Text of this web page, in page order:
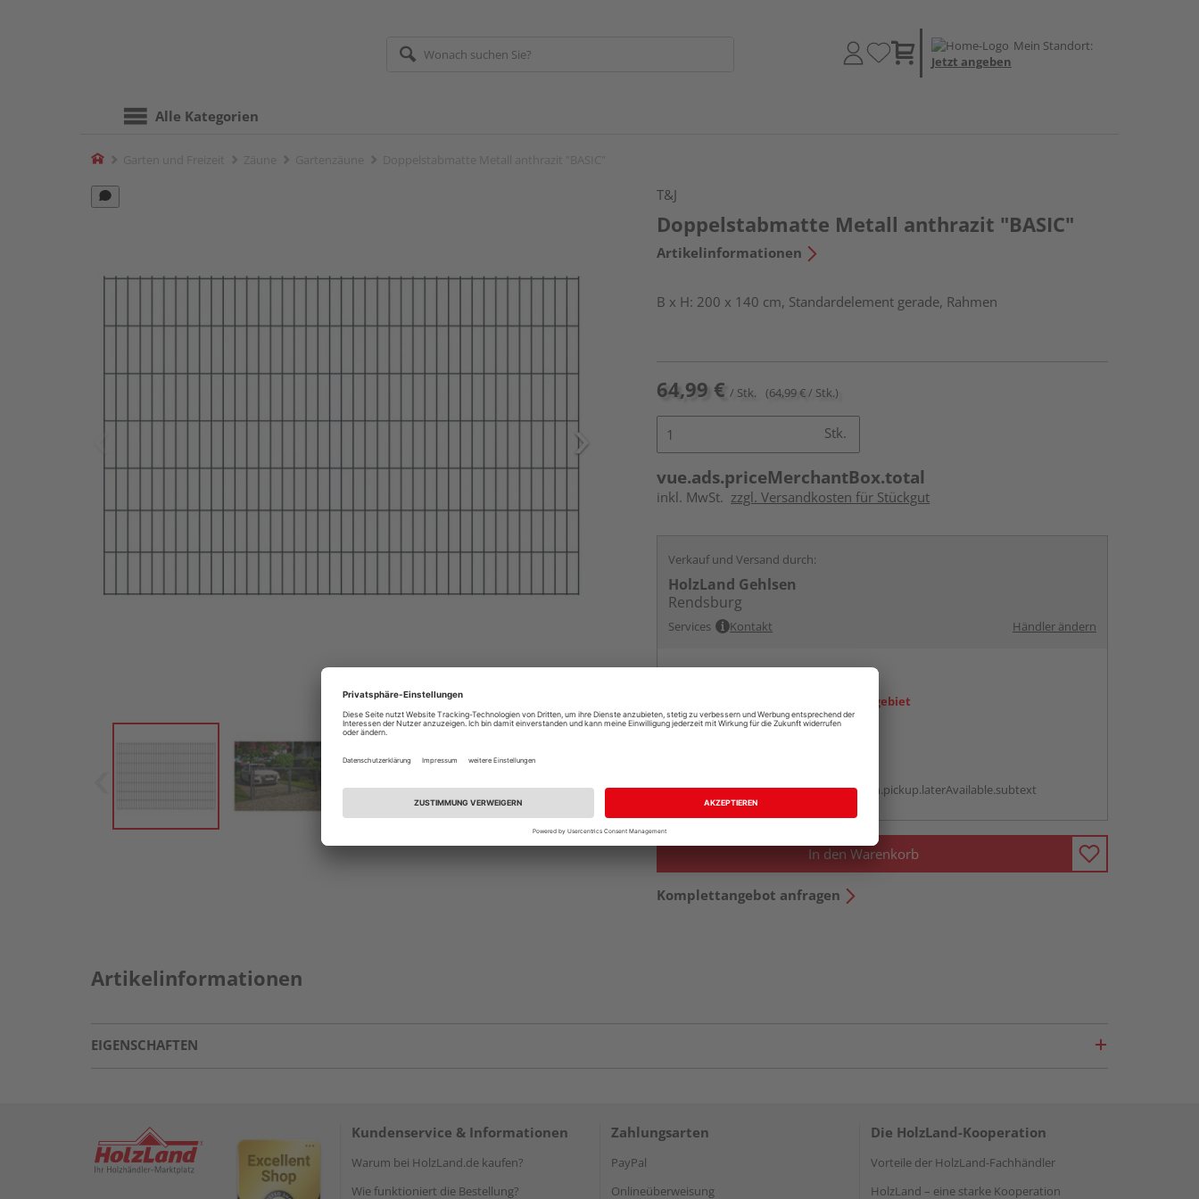
Mein Standort:
Jetzt angeben
Alle Kategorien
Home
T&J
Doppelstabmatte Metall anthrazit "BASIC"
Artikelinformationen
B x H: 200 x 140 cm, Standardelement gerade, Rahmen
64,99 € / Stk. (64,99 € / Stk.)
Stk.
vue.ads.priceMerchantBox.total
inkl. MwSt. zzgl. Versandkosten für Stückgut
Verkauf und Versand durch:
HolzLand Gehlsen
Rendsburg
Services Kontakt Händler ändern
Ihr Standort ist nicht im Liefergebiet
vue.ads.priceMerchantBox.option.pickup.laterAvailable.subtext
In den Warenkorb
Komplettangebot anfragen
Artikelinformationen
EIGENSCHAFTEN
Kundenservice & Informationen
Warum bei HolzLand.de kaufen?
Wie funktioniert die Bestellung?
Zahlungsarten
PayPal
Onlineüberweisung
Die HolzLand-Kooperation
Vorteile der HolzLand-Fachhändler
HolzLand – eine starke Kooperation